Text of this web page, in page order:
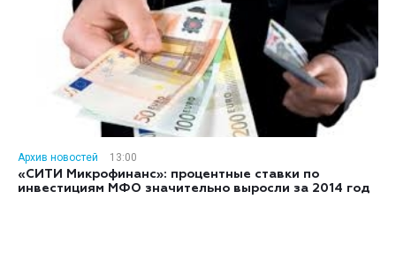
Архив новостей
13:00
«СИТИ Микрофинанс»: процентные ставки по
инвестициям МФО значительно выросли за 2014 год